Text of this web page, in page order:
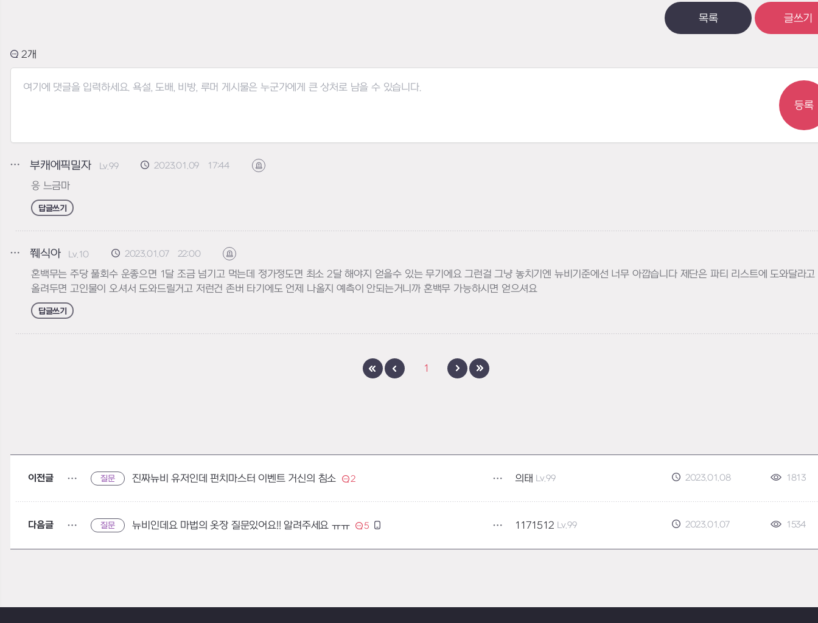
목록 글쓰기
2
등록
부캐에픽밀자 Lv.99 2023.01.09 17:44 신고하기
응 느금마
답글쓰기
쮀식아 Lv.10 2023.01.07 22:00 신고하기
혼백무는 주당 풀회수 운좋으면 1달 조금 넘기고 먹는데 정가정도면 최소 2달 해야지 얻을수 있는 무기에요 그런걸 그냥 놓치기엔 뉴비기준에선 너무 아깝습니다 제단은 파티 리스트에 도와달라고
올려두면 고인물이 오셔서 도와드릴거고 저런건 존버 타기에도 언제 나올지 예측이 안되는거니까 혼백무 가능하시면 얻으셔요
답글쓰기
1
이전글 질문 진짜뉴비 유저인데 펀치마스터 이벤트 거신의 침소 2 의태 Lv.99 2023.01.08 1813
다음글 질문 뉴비인데요 마법의 옷장 질문있어요!! 알려주세요 ㅠㅠ 5 1171512 Lv.99 2023.01.07 1534